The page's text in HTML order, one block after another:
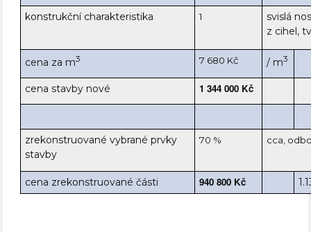
konstrukční charakteristika 1
svislá
z cihel,
cena za m3 7 680 Kč / m3
cena stavby nové 1 344 000 Kč
zrekonstruované vybrané prvky
stavby
70 % cca,
cena zrekonstruované části 940 800 Kč